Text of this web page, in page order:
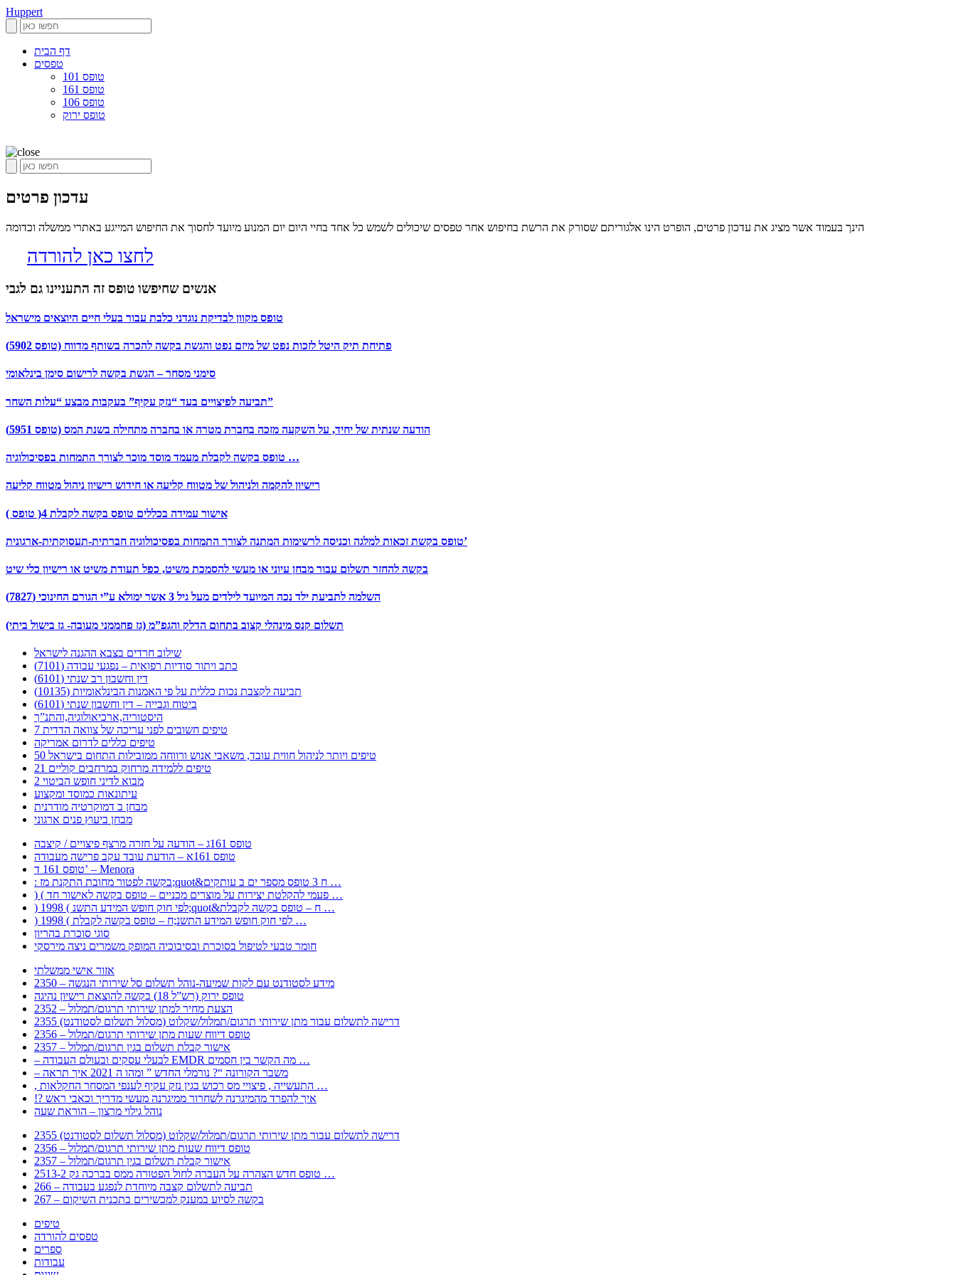
Huppert
דף הבית
טפסים
טופס 101
טופס 161
טופס 106
טופס ירוק
עדכון פרטים
הינך בעמוד אשר מציג את עדכון פרטים, הופרט הינו אלגוריתם שסורק את הרשת בחיפוש אחר טפסים שיכולים לשמש כל אחד בחיי היום יום המנוע מיועד לחסוך את החיפוש המייגע באתרי ממשלה וכדומה
לחצו כאן להורדה
אנשים שחיפשו טופס זה התעניינו גם לגבי
טופס מקוון לבדיקת נוגדני כלבת עבור בעלי חיים היוצאים מישראל
פתיחת תיק היטל לזכות נפט של מיזם נפט והגשת בקשה להכרה בשותף מדווח (טופס 5902)
סימני מסחר – הגשת בקשה לרישום סימן בינלאומי
תביעה לפיצויים בעד “נזק עקיף” בעקבות מבצע “עלות השחר”
הודעה שנתית של יחיד, על השקעה מזכה בחברת מטרה או בחברה מתחילה בשנת המס (טופס 5951)
טופס בקשה לקבלת מעמד מוסד מוכר לצורך התמחות בפסיכולוגיה …
רישיון להקמה ולניהול של מטווח קליעה או חידוש רישיון ניהול מטווח קליעה
אישור עמידה בכללים טופס בקשה לקבלת 4( טופס )
טופס בקשת זכאות למלגה וכניסה לרשימות המתנה לצורך התמחות בפסיכולוגיה חברתית-תעסוקתית-ארגונית’
בקשה להחזר תשלום עבור מבחן עיוני או מעשי להסמכת משיט, כפל תעודת משיט או רישיון כלי שיט
השלמה לתביעת ילד נכה המיועד לילדים מעל גיל 3 אשר ימולא ע”י הגורם החינוכי (7827)
תשלום קנס מינהלי קצוב בתחום הדלק והגפ”מ (גז פחממני מעובה- גז בישול ביתי)
שילוב חרדים בצבא ההגנה לישראל
כתב ויתור סודיות רפואית – נפגעי עבודה (7101)
דין וחשבון רב שנתי (6101)
תביעה לקצבת נכות כללית על פי האמנות הבינלאומיות (10135)
ביטוח וגבייה – דין וחשבון שנתי (6101)
היסטוריה,ארכיאולוגיה,והתנ”ך
7 טיפים חשובים לפני עריכה של צוואה הדדית
טיפים כללים לדרום אמריקה
50 טיפים ויותר לניהול חווית עובד, משאבי אנוש ורווחה ממובילות התחום בישראל
21 טיפים ללמידה מרחוק במרחבים קוליים
מבוא לדיני חופש הביטוי 2
עיתונאות כמוסד ומקצוע
מבחן ב דמוקרטיה מודרנית
מבחן ביעוץ פנים ארגוני
טופס 161ג – הודעה על חזרה מרצף פיצויים / קיצבה
טופס 161א – הודעת עובד עקב פרישה מעבודה
טופס 161 ד’ – Menora
: בקשה לפטור מחובת התקנת מז;quot&ח 3 טופס מספר ים ב עותקים …
) ( פעמי להקלטת יצירות על מוצרים מכניים – טופס בקשה לאישור חד …
) 1998 ( לפי חוק חופש המידע התשנ;quot&ח – טופס בקשה לקבלת …
) 1998 ( לפי חוק חופש המידע התשנ;ח – טופס בקשה לקבלת …
סוגי סוכרת בהריון
חומר טבעי לטיפול בסוכרת ובסיבוכיה המופק משמרים ניצה מירסקי
אזור אישי ממשלתי
2350 – מידע לסטודנט עם לקות שמיעה-נוהל תשלום סל שירותי הנגשה
טופס ירוק (רש”ל 18) בקשה להוצאת רישיון נהיגה
2352 – הצעת מחיר למתן שירותי תרגום/תמלול
2355 דרישה לתשלום עבור מתן שירותי תרגום/תמלול/שקלוט (מסלול תשלום לסטודנט)
2356 – טופס דיווח שעות מתן שירותי תרגום/תמלול
2357 – אישור קבלת תשלום בגין תרגום/תמלול
– לבעלי עסקים ובעולם העבודה EMDR מה הקשר בין חסמים …
– משבר הקורונה “? נורמלי החדש ” ומהו ה 2021 איך תראה
, התעשייה , פיצויי מס רכוש בגין נזק עקיף לענפי המסחר החקלאות …
!? איך להפרד מהמיגרנה לשחרור ממיגרנה מעשי מדריך וכאבי ראש
נוהל גילוי מרצון – הוראת שעה
2355 דרישה לתשלום עבור מתן שירותי תרגום/תמלול/שקלוט (מסלול תשלום לסטודנט)
2356 – טופס דיווח שעות מתן שירותי תרגום/תמלול
2357 – אישור קבלת תשלום בגין תרגום/תמלול
2513-2 טופס חדש הצהרה על העברה לחול הפטורה ממס בברכה גק …
266 – תביעה לתשלום קצבה מיוחדת לנפגע בעבודה
267 – בקשה לסיוע במענק למכשירים בתכנית השיקום
טיפים
טפסים להורדה
ספרים
עבודות